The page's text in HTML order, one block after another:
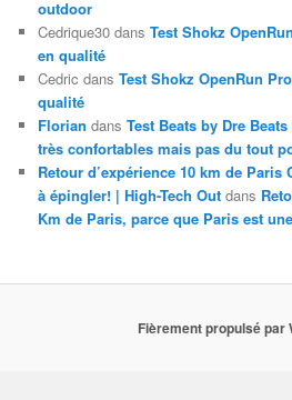
outdoor
Cedrique30 dansTest Shokz
en qualité
Cedric dansTest Shokz OpenRun
qualité
Florian dansTest Beats by Dre
très confortables mais pas du tout
Retour d’expérience 10 km de Paris
à épingler! | High-Tech Out dans
Km de Paris, parce que Paris est
Fièrement propulsé par